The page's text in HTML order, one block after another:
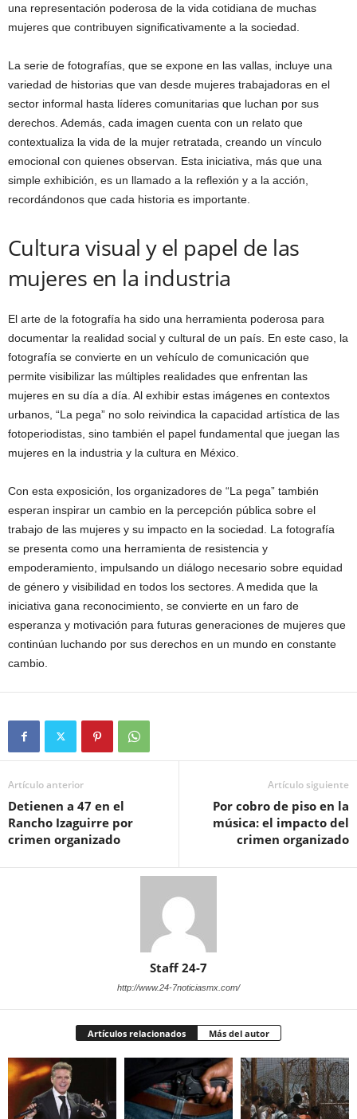
una representación poderosa de la vida cotidiana de muchas
mujeres que contribuyen significativamente a la sociedad.
La serie de fotografías, que se expone en las vallas, incluye una
variedad de historias que van desde mujeres trabajadoras en el
sector informal hasta líderes comunitarias que luchan por sus
derechos. Además, cada imagen cuenta con un relato que
contextualiza la vida de la mujer retratada, creando un vínculo
emocional con quienes observan. Esta iniciativa, más que una
simple exhibición, es un llamado a la reflexión y a la acción,
recordándonos que cada historia es importante.
Cultura visual y el papel de las
mujeres en la industria
El arte de la fotografía ha sido una herramienta poderosa para
documentar la realidad social y cultural de un país. En este caso, la
fotografía se convierte en un vehículo de comunicación que
permite visibilizar las múltiples realidades que enfrentan las
mujeres en su día a día. Al exhibir estas imágenes en contextos
urbanos, “La pega” no solo reivindica la capacidad artística de las
fotoperiodistas, sino también el papel fundamental que juegan las
mujeres en la industria y la cultura en México.
Con esta exposición, los organizadores de “La pega” también
esperan inspirar un cambio en la percepción pública sobre el
trabajo de las mujeres y su impacto en la sociedad. La fotografía
se presenta como una herramienta de resistencia y
empoderamiento, impulsando un diálogo necesario sobre equidad
de género y visibilidad en todos los sectores. A medida que la
iniciativa gana reconocimiento, se convierte en un faro de
esperanza y motivación para futuras generaciones de mujeres que
continúan luchando por sus derechos en un mundo en constante
cambio.
Artículo anterior
Detienen a 47 en el
Rancho Izaguirre por
crimen organizado
Artículo siguiente
Por cobro de piso en la
música: el impacto del
crimen organizado
Staff 24-7
http://www.24-7noticiasmx.com/
Artículos relacionados Más del autor